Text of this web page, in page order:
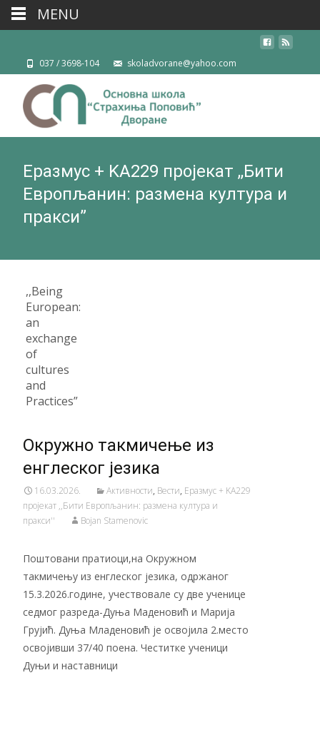
037 / 3698-104 skoladvorane@yahoo.com
Еразмус + KA229 пројекат ,,Бити
Европљанин: размена култура и
пракси”
,,Being
European:
an
exchange
of
cultures
and
Practices”
Окружно такмичење из
енглеског језика
16.03.2026. Активности, Вести, Еразмус + KA229
пројекат ,,Бити Европљанин: размена култура и
пракси''
Bojan Stamenovic
Поштовани пратиоци,на Окружном
такмичењу из енглеског језика, одржаног
15.3.2026.године, учествовале су две ученице
седмог разреда-Дуња Маденовић и Марија
Грујић. Дуња Младеновић је освојила 2.место
освојивши 37/40 поена. Честитке ученици
Дуњи и наставници
MENU